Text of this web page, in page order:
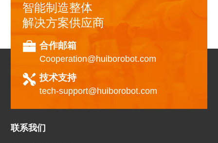
智能制造整体
解决方案供应商
合作邮箱
Cooperation@huiborobot.com
技术支持
tech-support@huiborobot.com
联系我们